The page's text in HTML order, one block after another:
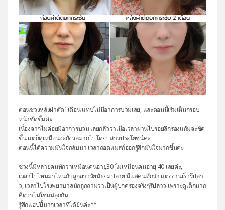
ตอนช่วงหลังผ่าตัด1เดือน แทบไม่มีอาการบวมเลย, และตอนนี้เริ่มเห็นกรอบ
หน้าชัดขึ้นค่ะ
เนื่องจากไม่ค่อยมีอาการบวม เลยกลัวว่าเมื่อเวลาผ่านไปรอยลึกร่องแก้มจะชัด
ขึ้น แต่ก็ดูเหมือนจะกังวลมากไปโดยปล่าวประโยชน์ค่ะ
ตอนนี้ได้ความมั่นใจกลับมา เวลาถอดแมสก์ออกรู้สึกมั่นใจมากขึ้นค่ะ
ช่วงนี้มีหลายคนทักว่าเหมือนคนอายุ30 ไม่เหมือนคนอายุ 40 เลยค่ะ,
เวลาไปไหนมาไหนกับลูกสาววัยมัธยมปลาย มีแต่คนทักว่า แต่งงานเร็วรึปล่า
ว, เวลาไปโรงพยาบาลมักถูกถามว่าเป็นผู้ปกครองจริงๆรึปล่าว เพราะดูเด็กมาก
คิดว่าไม่ใช่แม่ลูกกัน
รู้สึกแฮปปี้มากเวลาที่ได้ยินค่ะ^^